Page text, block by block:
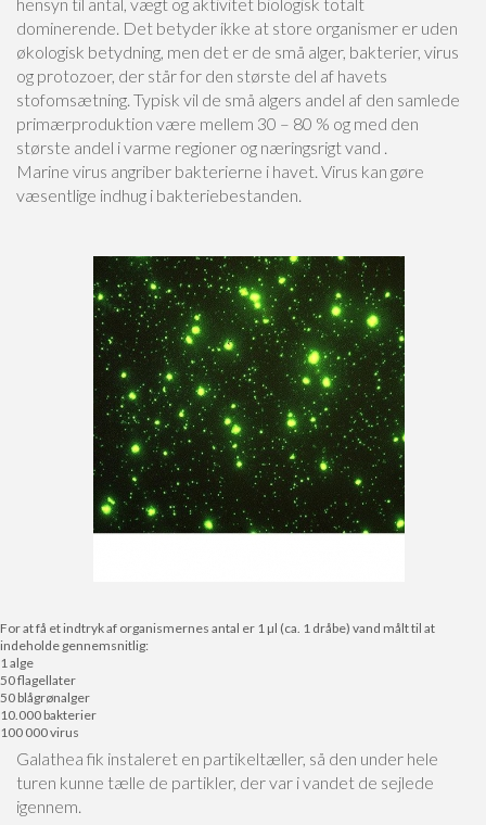
dominerende. Det betyder ikke at store organismer er uden
økologisk betydning, men det er de små alger, bakterier, virus
og protozoer, der står for den største del af havets
stofomsætning. Typisk vil de små algers andel af den samlede
primærproduktion være mellem 30 – 80 % og med den
største andel i varme regioner og næringsrigt vand .
Marine virus angriber bakterierne i havet. Virus kan gøre
væsentlige indhug i bakteriebestanden.
For at få et indtryk af organismernes antal er 1 µl (ca. 1 dråbe) vand målt til at
indeholde gennemsnitlig:
1 alge
50 flagellater
50 blågrønalger
10.000 bakterier
100 000 virus
Galathea fik instaleret en partikeltæller, så den under hele
turen kunne tælle de partikler, der var i vandet de sejlede
igennem.